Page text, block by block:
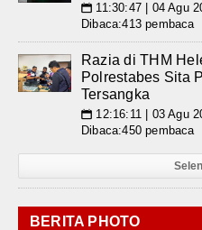
📅 11:30:47 | 04 Agu
Dibaca:413 pembaca
Razia di THM
Polrestabes Sita
Tersangka
📅 12:16:11 | 03 Agu
Dibaca:450 pembaca
BERITA PHOTO